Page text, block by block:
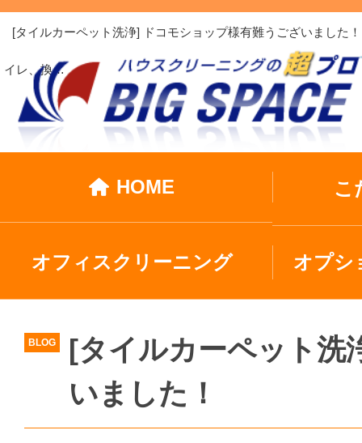
[タイルカーペット洗浄] ドコモショップ様有難うございました
イレ、換…
HOME こ
オフィスクリーニング オプシ
[タイルカーペット洗
いました！
BLOG